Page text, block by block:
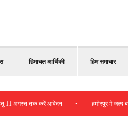
हिमाचल आर्थिकी हिम समाचार
तक करें आवेदन • हमीरपुर में जल्द बनकर